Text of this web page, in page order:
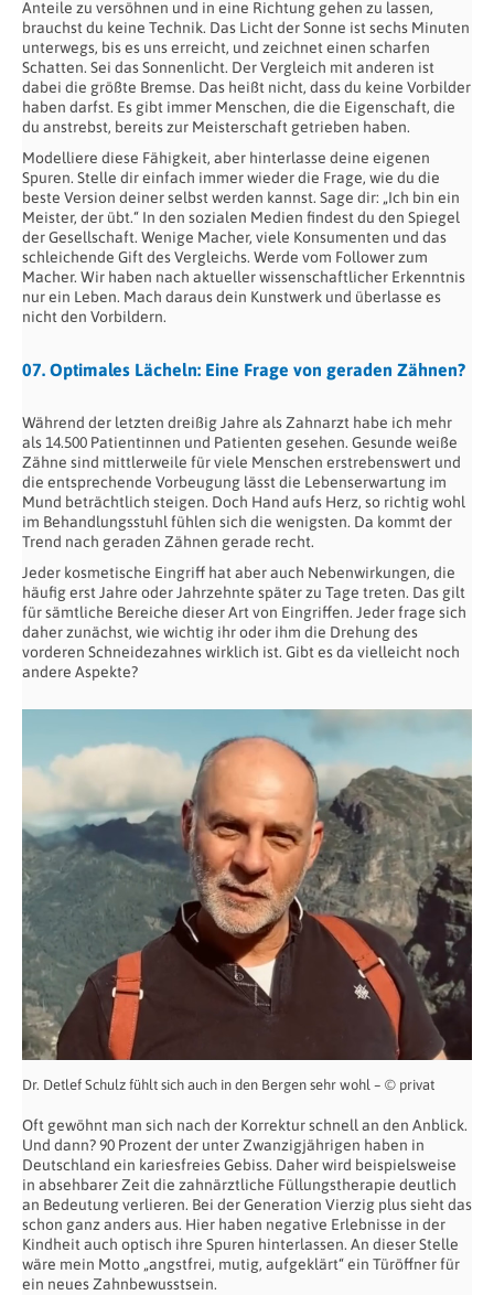
Anteile zu versöhnen und in eine Richtung gehen zu lassen,
brauchst du keine Technik. Das Licht der Sonne ist sechs Minuten
unterwegs, bis es uns erreicht, und zeichnet einen scharfen
Schatten. Sei das Sonnenlicht. Der Vergleich mit anderen ist
dabei die größte Bremse. Das heißt nicht, dass du keine Vorbilder
haben darfst. Es gibt immer Menschen, die die Eigenschaft, die
du anstrebst, bereits zur Meisterschaft getrieben haben.
Modelliere diese Fähigkeit, aber hinterlasse deine eigenen
Spuren. Stelle dir einfach immer wieder die Frage, wie du die
beste Version deiner selbst werden kannst. Sage dir: „Ich bin ein
Meister, der übt.“ In den sozialen Medien findest du den Spiegel
der Gesellschaft. Wenige Macher, viele Konsumenten und das
schleichende Gift des Vergleichs. Werde vom Follower zum
Macher. Wir haben nach aktueller wissenschaftlicher Erkenntnis
nur ein Leben. Mach daraus dein Kunstwerk und überlasse es
nicht den Vorbildern.
07. Optimales Lächeln: Eine Frage von geraden Zähnen?
Während der letzten dreißig Jahre als Zahnarzt habe ich mehr
als 14.500 Patientinnen und Patienten gesehen. Gesunde weiße
Zähne sind mittlerweile für viele Menschen erstrebenswert und
die entsprechende Vorbeugung lässt die Lebenserwartung im
Mund beträchtlich steigen. Doch Hand aufs Herz, so richtig wohl
im Behandlungsstuhl fühlen sich die wenigsten. Da kommt der
Trend nach geraden Zähnen gerade recht.
Jeder kosmetische Eingriff hat aber auch Nebenwirkungen, die
häufig erst Jahre oder Jahrzehnte später zu Tage treten. Das gilt
für sämtliche Bereiche dieser Art von Eingriffen. Jeder frage sich
daher zunächst, wie wichtig ihr oder ihm die Drehung des
vorderen Schneidezahnes wirklich ist. Gibt es da vielleicht noch
andere Aspekte?
Dr. Detlef Schulz fühlt sich auch in den Bergen sehr wohl – © privat
Oft gewöhnt man sich nach der Korrektur schnell an den Anblick.
Und dann? 90 Prozent der unter Zwanzigjährigen haben in
Deutschland ein kariesfreies Gebiss. Daher wird beispielsweise
in absehbarer Zeit die zahnärztliche Füllungstherapie deutlich
an Bedeutung verlieren. Bei der Generation Vierzig plus sieht das
schon ganz anders aus. Hier haben negative Erlebnisse in der
Kindheit auch optisch ihre Spuren hinterlassen. An dieser Stelle
wäre mein Motto „angstfrei, mutig, aufgeklärt“ ein Türöffner für
ein neues Zahnbewusstsein.